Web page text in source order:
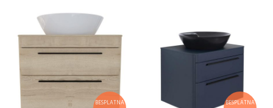
BESPLATNA
BESPLATNA